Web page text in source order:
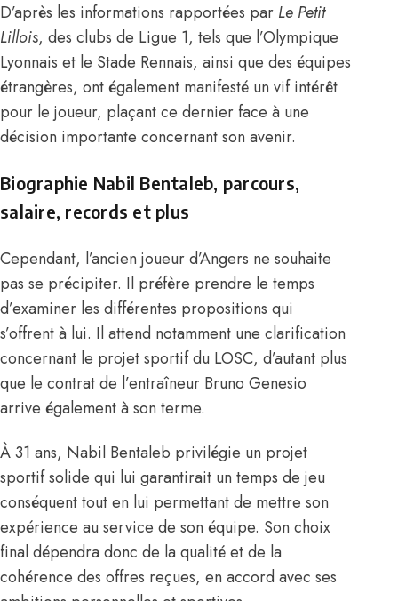
D’après les informations rapportées par Le Petit
Lillois, des clubs de Ligue 1, tels que l’Olympique
Lyonnais et le Stade Rennais, ainsi que des équipes
étrangères, ont également manifesté un vif intérêt
pour le joueur, plaçant ce dernier face à une
décision importante concernant son avenir.
Biographie Nabil Bentaleb, parcours,
salaire, records et plus
Cependant, l’ancien joueur d’Angers ne souhaite
pas se précipiter. Il préfère prendre le temps
d’examiner les différentes propositions qui
s’offrent à lui. Il attend notamment une clarification
concernant le projet sportif du LOSC, d’autant plus
que le contrat de l’entraîneur Bruno Genesio
arrive également à son terme.
À 31 ans, Nabil Bentaleb privilégie un projet
sportif solide qui lui garantirait un temps de jeu
conséquent tout en lui permettant de mettre son
expérience au service de son équipe. Son choix
final dépendra donc de la qualité et de la
cohérence des offres reçues, en accord avec ses